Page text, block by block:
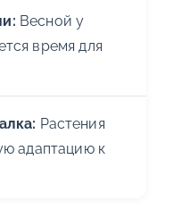
Весной у
время для
Растения
адаптацию к